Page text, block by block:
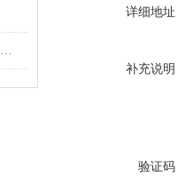
量水堰明渠流量计的测量原理和主要用途说明
详细地址
补充说明
验证码